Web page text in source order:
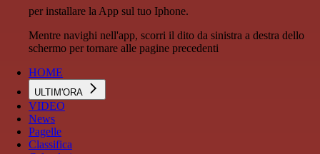
per installare la App sul tuo Iphone.
Mentre navighi nell'app, scorri il dito da sinistra a destra dello
schermo per tornare alle pagine precedenti
HOME
ULTIM'ORA
VIDEO
News
Pagelle
Classifica